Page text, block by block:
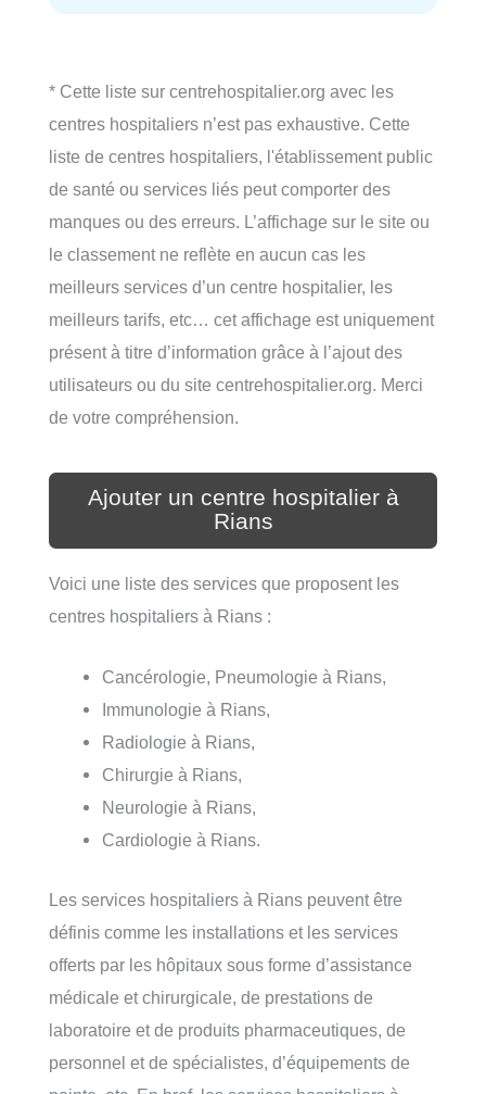
* Cette liste sur centrehospitalier.org avec les
centres hospitaliers n’est pas exhaustive. Cette
liste de centres hospitaliers, l'établissement public
de santé ou services liés peut comporter des
manques ou des erreurs. L’affichage sur le site ou
le classement ne reflète en aucun cas les
meilleurs services d’un centre hospitalier, les
meilleurs tarifs, etc… cet affichage est uniquement
présent à titre d’information grâce à l’ajout des
utilisateurs ou du site centrehospitalier.org. Merci
de votre compréhension.
Ajouter un centre hospitalier à
Rians
Voici une liste des services que proposent les
centres hospitaliers à Rians :
Cancérologie, Pneumologie à Rians,
Immunologie à Rians,
Radiologie à Rians,
Chirurgie à Rians,
Neurologie à Rians,
Cardiologie à Rians.
Les services hospitaliers à Rians peuvent être
définis comme les installations et les services
offerts par les hôpitaux sous forme d’assistance
médicale et chirurgicale, de prestations de
laboratoire et de produits pharmaceutiques, de
personnel et de spécialistes, d’équipements de